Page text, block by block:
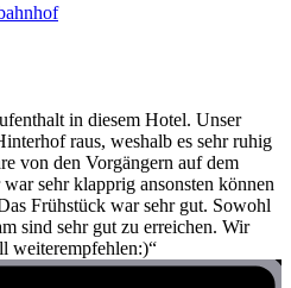
in diesem Hotel. Unser
raus, weshalb es sehr ruhig
von den Vorgängern auf dem
sehr klapprig ansonsten können
Frühstück war sehr gut. Sowohl
sind sehr gut zu erreichen. Wir
weiterempfehlen:)“